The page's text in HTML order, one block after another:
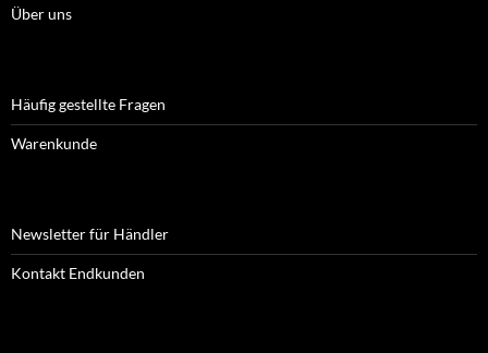
Über uns
Häufig gestellte Fragen
Warenkunde
Newsletter für Händler
Kontakt Endkunden